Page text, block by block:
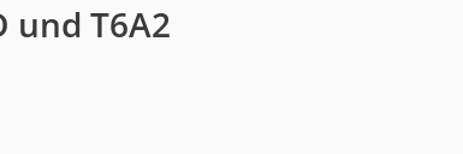
und T6A2